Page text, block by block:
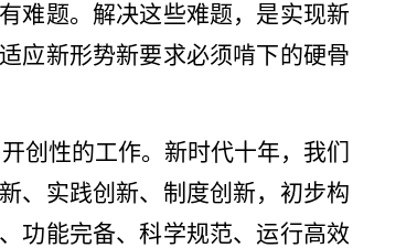
难题。解决这些难题，是实现新
应新形势新要求必须啃下的硬骨
创性的工作。新时代十年，我们
、实践创新、制度创新，初步构
功能完备、科学规范、运行高效